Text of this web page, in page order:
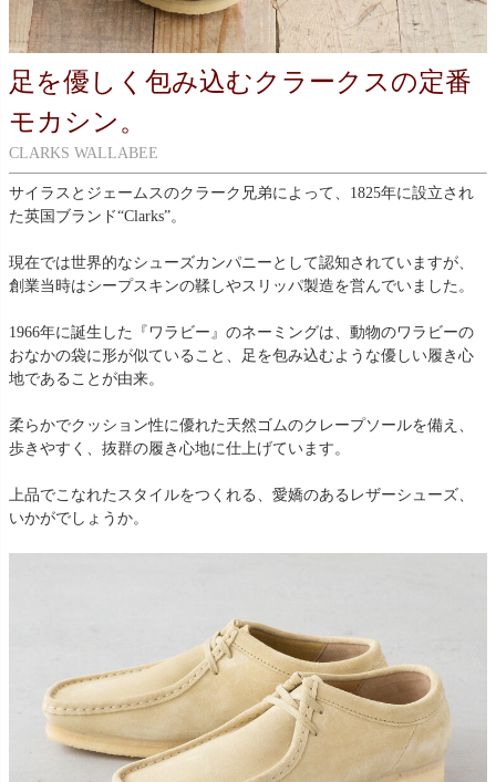
足を優しく包み込むクラークスの定番
モカシン。
CLARKS WALLABEE
サイラスとジェームスのクラーク兄弟によって、1825年に設立され
た英国ブランド“Clarks”。
現在では世界的なシューズカンパニーとして認知されていますが、
創業当時はシープスキンの鞣しやスリッパ製造を営んでいました。
1966年に誕生した『ワラビー』のネーミングは、動物のワラビーの
おなかの袋に形が似ていること、足を包み込むような優しい履き心
地であることが由来。
柔らかでクッション性に優れた天然ゴムのクレープソールを備え、
歩きやすく、抜群の履き心地に仕上げています。
上品でこなれたスタイルをつくれる、愛嬌のあるレザーシューズ、
いかがでしょうか。